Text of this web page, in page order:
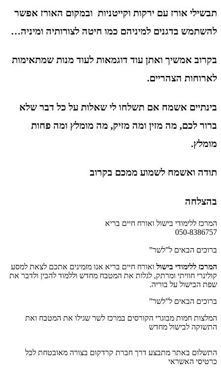
תבשילי אורז עם ירקות וקייטניות ובמקום האורז אפשר
להשתמש בדגנים למיניהם כמו חיטה לצורותיה ומיניה…
בקרוב אמשיך ואתן עוד דוגמאות לעוד מנות שמתאימות
לארוחות הצהריים.
בינתיים אשמח אם תשלחו לי שאלות על כל דבר שלא
ברור לכם, מה מזין ומה מזיק, מה מומלץ ומה פחות
מומלץ.
תודה ואשמח לשמוע ממכם בקרוב
בהצלחה
המרכז ללימודי בישול ואורח חיים בריא
050-8386757
ברוכים הבאים ל”לשר”
המרכז ללימודי בישול ואורח חיים בריא אנו מזמינים אתכם לצאת למסע
קולינרי חוויתי ומרתק, לגלות את המטבח מחדש וללמוד להבין ולדבר את
שפת הבישול על בוריה.
ברוכים הבאים ל”לשר”
המלצות חמות מבוגרי הקורסים במרכז לשר שגילו את המטבח ואת
התשוקה לבישול מחדש
התשלום באתר מתבצע דרך חברת קרדקום בצורה מאובטחת לכל
כרטיסי האשראי